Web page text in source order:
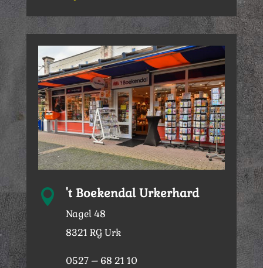
 't Boekendal Urkerhard
Nagel 48
8321 RG Urk
0527 – 68 21 10